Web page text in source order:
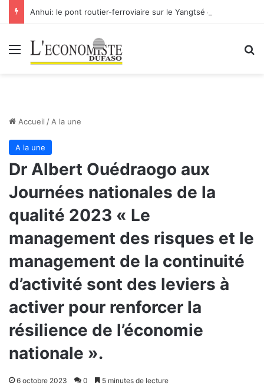
Menu
Accueil / A la une
A la une
Dr Albert Ouédraogo aux
Journées nationales de la
qualité 2023 « Le
management des risques et le
management de la continuité
d’activité sont des leviers à
activer pour renforcer la
résilience de l’économie
nationale ».
6 octobre 2023 0 5 minutes de lecture